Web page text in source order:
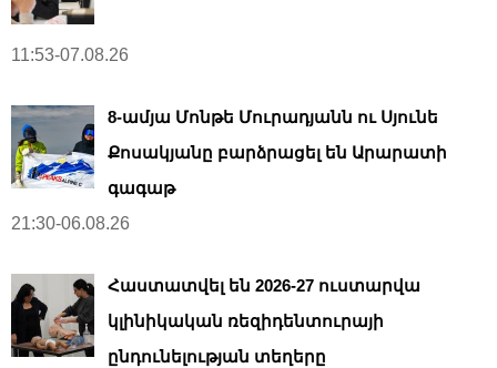
11:53-07.08.26
8-ամյա Մոնթե Մուրադյանն ու Սյունե
Քոսակյանը բարձրացել են Արարատի
գագաթ
21:30-06.08.26
Հաստատվել են 2026-27 ուստարվա
կլինիկական ռեզիդենտուրայի
ընդունելության տեղերը